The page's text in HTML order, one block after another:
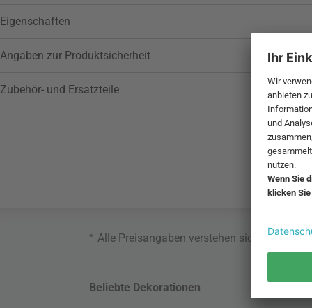
Eigenschaften
Angaben zur Produktsicherheit
Zubehör- und Ersatzteile
* Alle Preisangaben verstehen sich
Beliebte Dekorationen